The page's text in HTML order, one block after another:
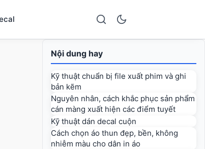
Nội dung hay
Kỹ thuật chuẩn bị file xuất phim và ghi
bản kẽm
Nguyên nhân, cách khắc phục sản phẩm
cán màng xuất hiện các điểm tuyết
Kỹ thuật dán decal cuộn
Cách chọn áo thun đẹp, bền, không
nhiễm màu cho dân in áo